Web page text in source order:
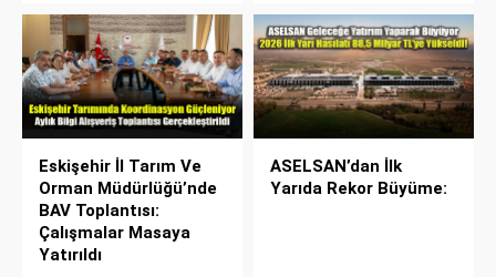
Eskişehir İl Tarım Ve
Orman Müdürlüğü’nde
BAV Toplantısı:
Çalışmalar Masaya
Yatırıldı
ASELSAN’dan İlk
Yarıda Rekor Büyüme: